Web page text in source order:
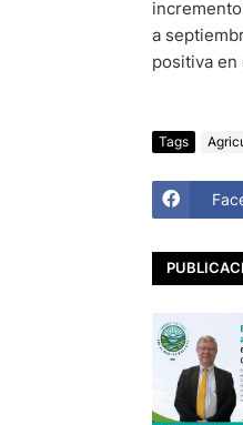
a
positiva en
Tags